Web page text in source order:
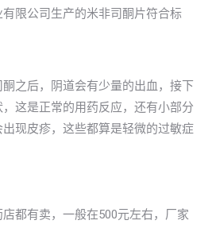
限公司生产的米非司酮片符合标
之后，阴道会有少量的出血，接下
这是正常的用药反应，还有小部分
现皮疹，这些都算是轻微的过敏症
都有卖，一般在500元左右，厂家